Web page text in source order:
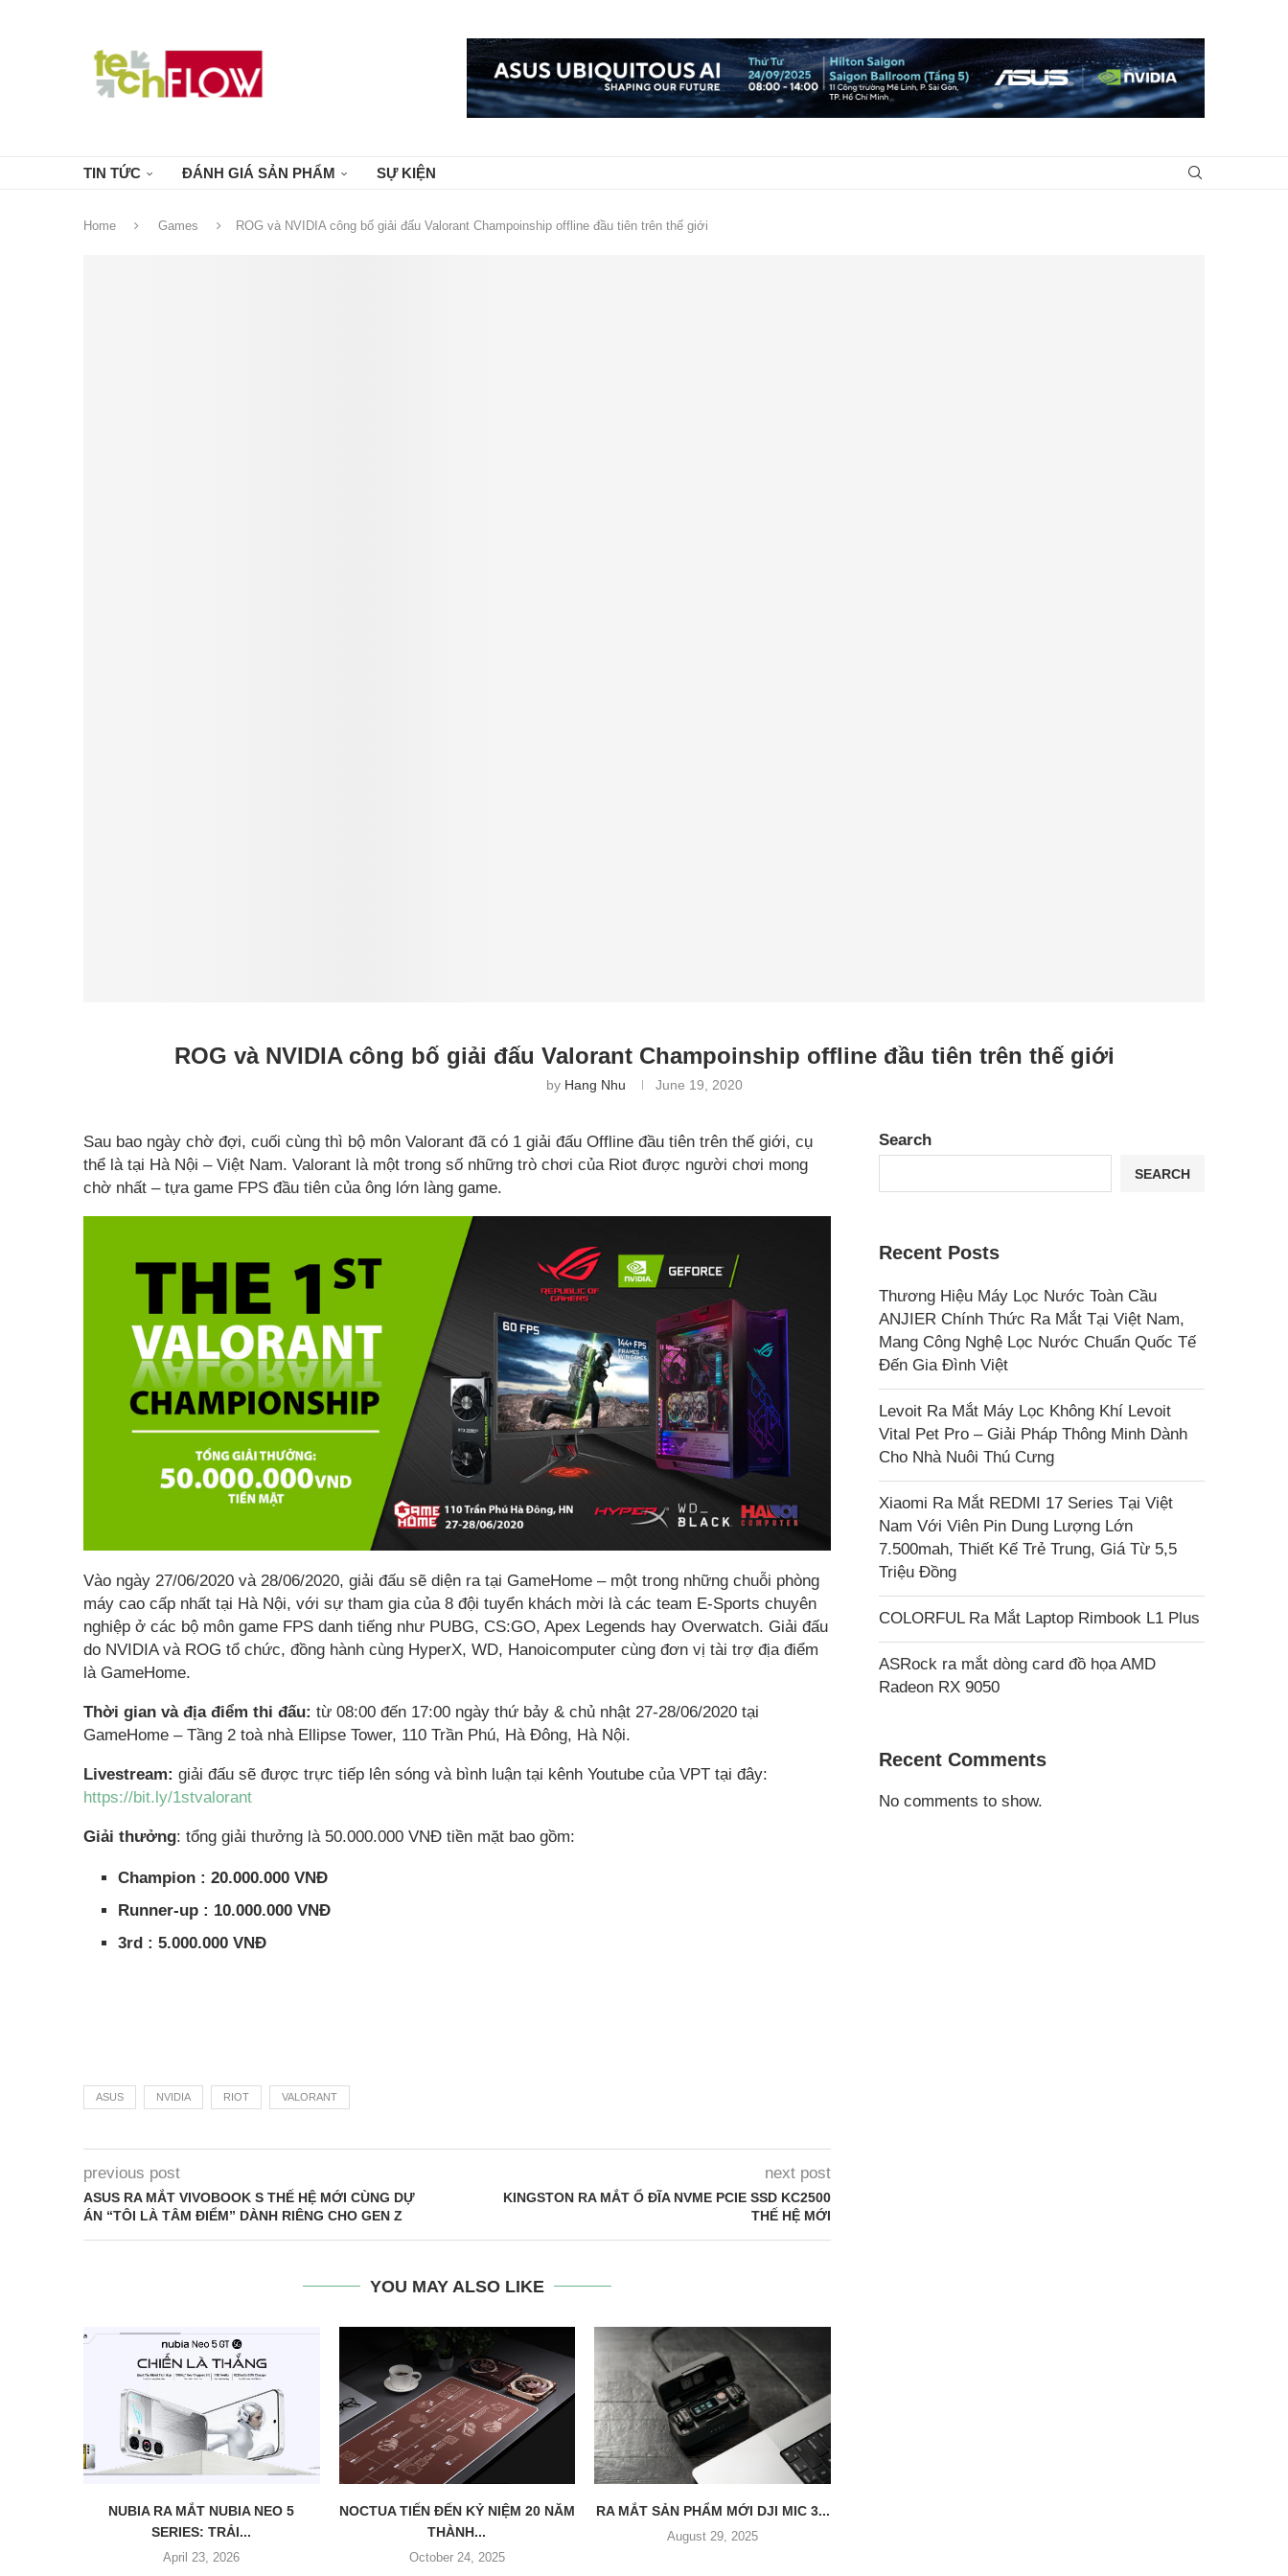
TIN TỨC ĐÁNH GIÁ SẢN PHẨM SỰ KIỆN
Home Games ROG và NVIDIA công bố giải đấu Valorant Champoinship offline đầu tiên trên thế giới
ROG và NVIDIA công bố giải đấu Valorant Champoinship offline đầu tiên trên thế giới
by Hang Nhu June 19, 2020
Sau bao ngày chờ đợi, cuối cùng thì bộ môn Valorant đã có 1 giải đấu Offline đầu tiên trên thế giới, cụ
thể là tại Hà Nội – Việt Nam. Valorant là một trong số những trò chơi của Riot được người chơi mong
chờ nhất – tựa game FPS đầu tiên của ông lớn làng game.
Vào ngày 27/06/2020 và 28/06/2020, giải đấu sẽ diện ra tại GameHome – một trong những chuỗi phòng
máy cao cấp nhất tại Hà Nội, với sự tham gia của 8 đội tuyển khách mời là các team E-Sports chuyên
nghiệp ở các bộ môn game FPS danh tiếng như PUBG, CS:GO, Apex Legends hay Overwatch. Giải đấu
do NVIDIA và ROG tổ chức, đồng hành cùng HyperX, WD, Hanoicomputer cùng đơn vị tài trợ địa điểm
là GameHome.
Thời gian và địa điểm thi đấu: từ 08:00 đến 17:00 ngày thứ bảy & chủ nhật 27-28/06/2020 tại
GameHome – Tầng 2 toà nhà Ellipse Tower, 110 Trần Phú, Hà Đông, Hà Nội.
Livestream: giải đấu sẽ được trực tiếp lên sóng và bình luận tại kênh Youtube của VPT tại đây:
https://bit.ly/1stvalorant
Giải thưởng: tổng giải thưởng là 50.000.000 VNĐ tiền mặt bao gồm:
Champion : 20.000.000 VNĐ
Runner-up : 10.000.000 VNĐ
3rd : 5.000.000 VNĐ
ASUS NVIDIA RIOT VALORANT
previous post
ASUS RA MẮT VIVOBOOK S THẾ HỆ MỚI CÙNG DỰ
ÁN “TÔI LÀ TÂM ĐIỂM” DÀNH RIÊNG CHO GEN Z
next post
KINGSTON RA MẮT Ổ ĐĨA NVME PCIE SSD KC2500
THẾ HỆ MỚI
YOU MAY ALSO LIKE
NUBIA RA MẮT NUBIA NEO 5
SERIES: TRẢI...
April 23, 2026
NOCTUA TIẾN ĐẾN KỶ NIỆM 20 NĂM
THÀNH...
October 24, 2025
RA MẮT SẢN PHẨM MỚI DJI MIC 3...
August 29, 2025
Search
SEARCH
Recent Posts
Thương Hiệu Máy Lọc Nước Toàn Cầu
ANJIER Chính Thức Ra Mắt Tại Việt Nam,
Mang Công Nghệ Lọc Nước Chuẩn Quốc Tế
Đến Gia Đình Việt
Levoit Ra Mắt Máy Lọc Không Khí Levoit
Vital Pet Pro – Giải Pháp Thông Minh Dành
Cho Nhà Nuôi Thú Cưng
Xiaomi Ra Mắt REDMI 17 Series Tại Việt
Nam Với Viên Pin Dung Lượng Lớn
7.500mah, Thiết Kế Trẻ Trung, Giá Từ 5,5
Triệu Đồng
COLORFUL Ra Mắt Laptop Rimbook L1 Plus
ASRock ra mắt dòng card đồ họa AMD
Radeon RX 9050
Recent Comments
No comments to show.